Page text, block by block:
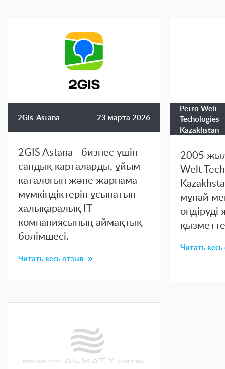
2Gis-Astana 23 марта 2026
2GIS Astana - бизнес үшін
сандық карталарды, ұйым
каталогын және жарнама
мүмкіндіктерін ұсынатын
халықаралық IT
компаниясының аймақтық
бөлімшесі.
Читать весь отзыв
Petro Welt
Techologies
Kazakhstan
2005
Welt
мұнай
өндіруді
Читать